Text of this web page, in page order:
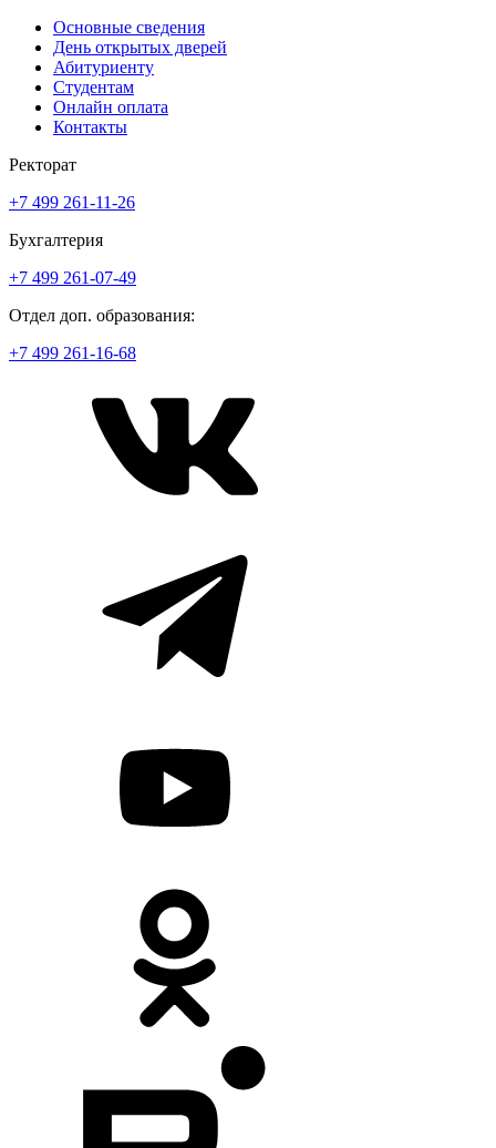
Основные сведения
День открытых дверей
Абитуриенту
Студентам
Онлайн оплата
Контакты
Ректорат
+7 499 261-11-26
Бухгалтерия
+7 499 261-07-49
Отдел доп. образования:
+7 499 261-16-68